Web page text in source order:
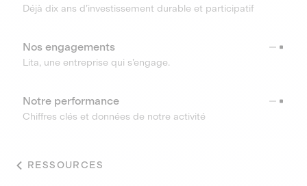
Déjà dix ans d’investissement durable et participatif
Nos engagements
Lita, une entreprise qui s’engage.
Notre performance
Chiffres clés et données de notre activité
RESSOURCES